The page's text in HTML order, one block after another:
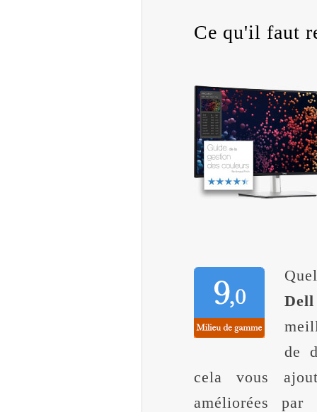
Ce qu'il faut
de
cela vous
améliorées